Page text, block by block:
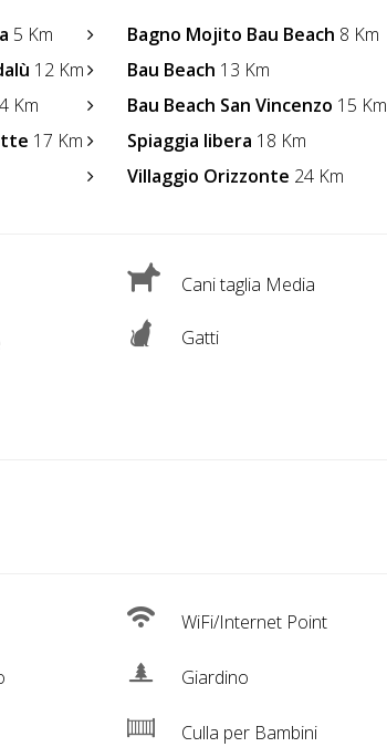
5 Km Bagno Mojito Bau Beach 8 Km
12 Km Bau Beach 13 Km
Km Bau Beach San Vincenzo 15 Km
17 Km Spiaggia libera 18 Km
Villaggio Orizzonte 24 Km
Cani taglia Media
Gatti
WiFi/Internet Point
Giardino
Culla per Bambini